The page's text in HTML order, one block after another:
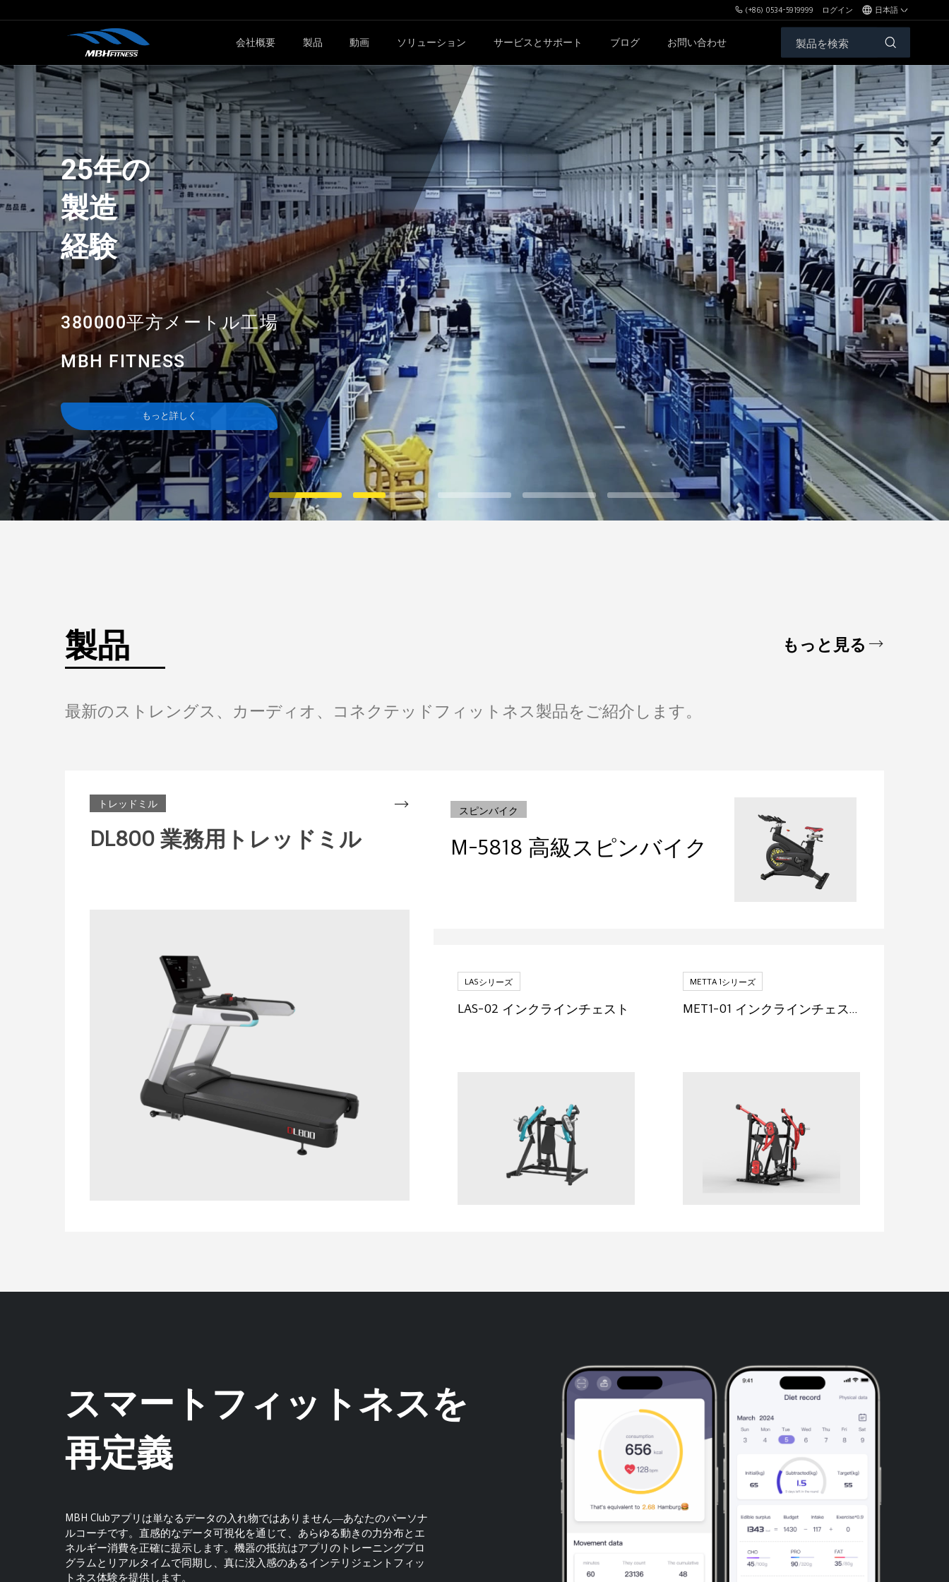
(+86) 0534-5919999 ログイン 日本語
会社概要
MBHとは MBHを見学 MBH体験 MBHの栄誉
製品
カーディオ
フィットネスマシン
エリプティカル
スピンバイク
ステアクライマー
フィットネスバイク
トレッドミル
スタック式マシン
MTMシリーズ
XMDMシリーズ
MELシリーズ
T8シリーズ
プレートロードマシン
METTA 5シリーズ
METTA 1シリーズ
LASシリーズ
XALシリーズ
AMVシリーズ
フリーウェイト＆ベンチ
PLシリーズ
SHシリーズ
XHAシリーズ
ZHシリーズ
動画 ソリューション
ジム ホテル クラブ フィットネススタジオ
サービスとサポート
販売代理店向け ジムオーナー向け エンドユーザー向け アンティークサービス
ブログ お問い合わせ
25年の
製造
経験
380000平方メートル工場
MBH FITNESS
もっと詳しく
製品 もっと見る
最新のストレングス、カーディオ、コネクテッドフィットネス製品をご紹介します。
トレッドミル
DL800 業務用トレッドミル
スピンバイク
M-5818 高級スピンバイク
LASシリーズ
LAS-02 インクラインチェスト
METTA 1シリーズ
スマートフィットネスを
再定義
MBH Clubアプリは単なるデータの入れ物ではありません—あなたのパーソナ
ルコーチです。直感的なデータ可視化を通じて、あらゆる動きの力分布とエ
ネルギー消費を正確に提示します。機器の抵抗はアプリのトレーニングプロ
グラムとリアルタイムで同期し、真に没入感のあるインテリジェントフィッ
トネス体験を提供します。